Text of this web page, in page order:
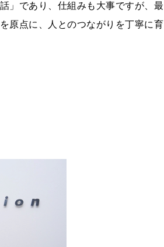
」であり、仕組みも⼤事ですが、最
原点に、⼈とのつながりを丁寧に育